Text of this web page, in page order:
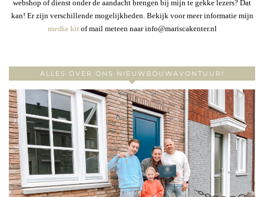
webshop of dienst onder de aandacht brengen bij mijn te gekke lezers? Dat
kan! Er zijn verschillende mogelijkheden. Bekijk voor meer informatie mijn
media kitof mail meteen naar info@mariscakenter.nl
ALLES OVER ONS NIEUWBOUWAVONTUUR!